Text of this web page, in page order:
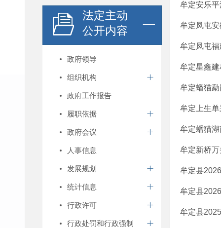
法定主动
公开内容
政府领导
组织机构
政府工作报告
履职依据
政府会议
人事信息
发展规划
统计信息
行政许可
行政处罚和行政强制
牟定安乐平
牟定凤屯安
牟定凤屯福
牟定星鑫建
牟定蟠猫勐
牟定上生单
牟定蟠猫湖
牟定新桥万
牟定县
牟定县
牟定县